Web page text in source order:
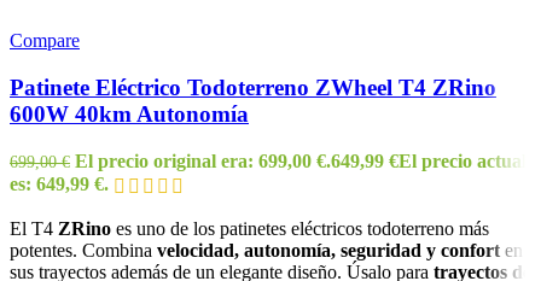
Compare
Patinete Eléctrico Todoterreno ZWheel T4 ZRino
600W 40km Autonomía
699,00€ El precio original era: 699,00 €.649,99 €El precio actual
es: 649,99 €.
El T4 ZRino es uno de los patinetes eléctricos todoterreno más
potentes. Combina velocidad, autonomía, seguridad y confort en
sus trayectos además de un elegante diseño. Úsalo para trayectos de